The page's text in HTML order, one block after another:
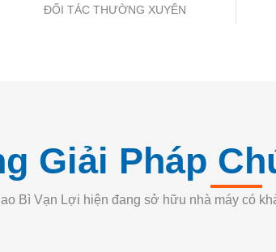
ĐỐI TÁC THƯỜNG XUYÊN
Giải Pháp
Bì Vạn Lợi hiện đang sở hữu nhà máy có